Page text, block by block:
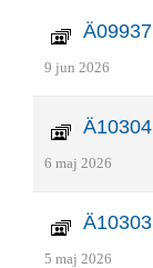
Ä09937
9 jun 2026
Ä10304
6 maj 2026
Ä10303
5 maj 2026